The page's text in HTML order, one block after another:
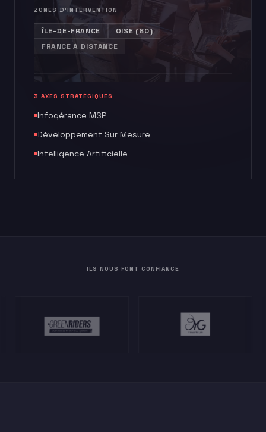
ZONES D'INTERVENTION
ÎLE-DE-FRANCE
OISE (60)
FRANCE À DISTANCE
3 AXES STRATÉGIQUES
Infogérance MSP
Développement Sur Mesure
Intelligence Artificielle
ILS NOUS FONT CONFIANCE